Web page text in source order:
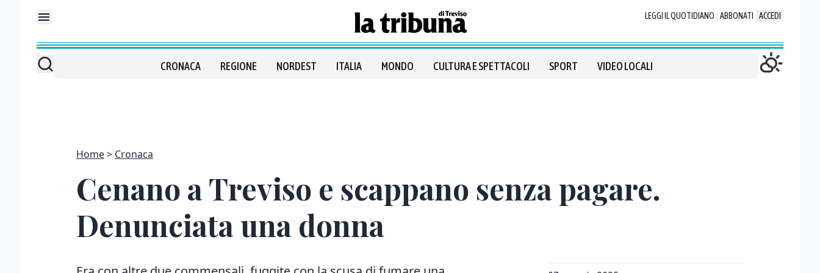
LEGGI IL QUOTIDIANO ABBONATI ACCEDI
CRONACA REGIONE NORDEST ITALIA MONDO CULTURA E SPETTACOLI SPORT VIDEO LOCALI
Home Cronaca
Cenano a Treviso e scappano senza pagare.
Denunciata una donna